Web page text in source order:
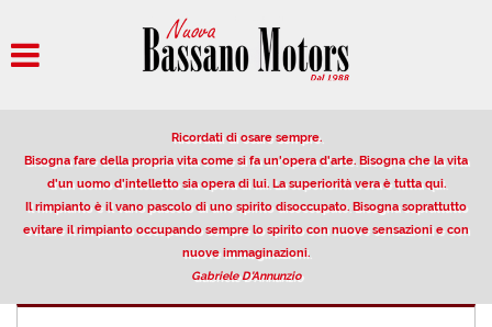
PARCO AUTO
AUTO IN VETRINA
Ricordati di osare sempre.
Bisogna fare della propria vita come si fa un'opera d'arte. Bisogna che la vita
d'un uomo d'intelletto sia opera di lui. La superiorità vera è tutta qui.
Il rimpianto è il vano pascolo di uno spirito disoccupato. Bisogna soprattutto
evitare il rimpianto occupando sempre lo spirito con nuove sensazioni e con
nuove immaginazioni.
Gabriele D'Annunzio